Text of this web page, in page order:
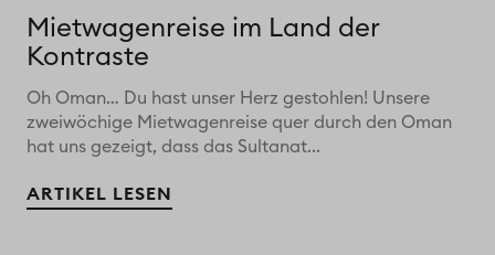
Mietwagenreise im Land der
Kontraste
Oh Oman… Du hast unser Herz gestohlen! Unsere
zweiwöchige Mietwagenreise quer durch den Oman
hat uns gezeigt, dass das Sultanat...
ARTIKEL LESEN